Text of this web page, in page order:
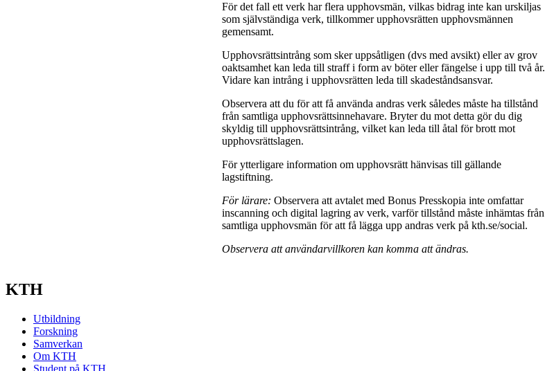
För det fall ett verk har flera upphovsmän, vilkas bidrag inte kan urskiljas
som självständiga verk, tillkommer upphovsrätten upphovsmännen
gemensamt.
Upphovsrättsintrång som sker uppsåtligen (dvs med avsikt) eller av grov
oaktsamhet kan leda till straff i form av böter eller fängelse i upp till två år.
Vidare kan intrång i upphovsrätten leda till skadeståndsansvar.
Observera att du för att få använda andras verk således måste ha tillstånd
från samtliga upphovsrättsinnehavare. Bryter du mot detta gör du dig
skyldig till upphovsrättsintrång, vilket kan leda till åtal för brott mot
upphovsrättslagen.
För ytterligare information om upphovsrätt hänvisas till gällande
lagstiftning.
För lärare: Observera att avtalet med Bonus Presskopia inte omfattar
inscanning och digital lagring av verk, varför tillstånd måste inhämtas från
samtliga upphovsmän för att få lägga upp andras verk på kth.se/social.
Observera att användarvillkoren kan komma att ändras.
KTH
Utbildning
Forskning
Samverkan
Om KTH
Student på KTH